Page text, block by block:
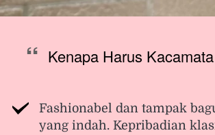
“ Kenapa Harus
Fashionabel dan tampak
yang indah. Kepribadian